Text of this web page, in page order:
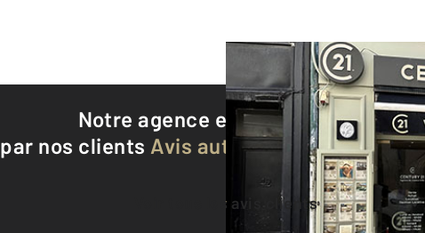
Notre agence est notée9,4/10
par nos clients Avis authentifiés par
Voir tous les avis clients